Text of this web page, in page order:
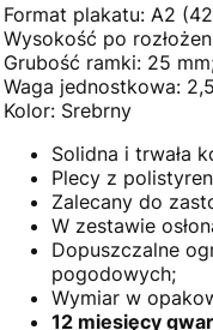
Format plakatu: A2
Wysokość po
Grubość ramki: 25
Waga jednostkowa:
Kolor: Srebrny
Solidna i trwała
Plecy z
Zalecany do
W zestawie
Dopuszczalne
pogodowych;
Wymiar w
12 miesięcy